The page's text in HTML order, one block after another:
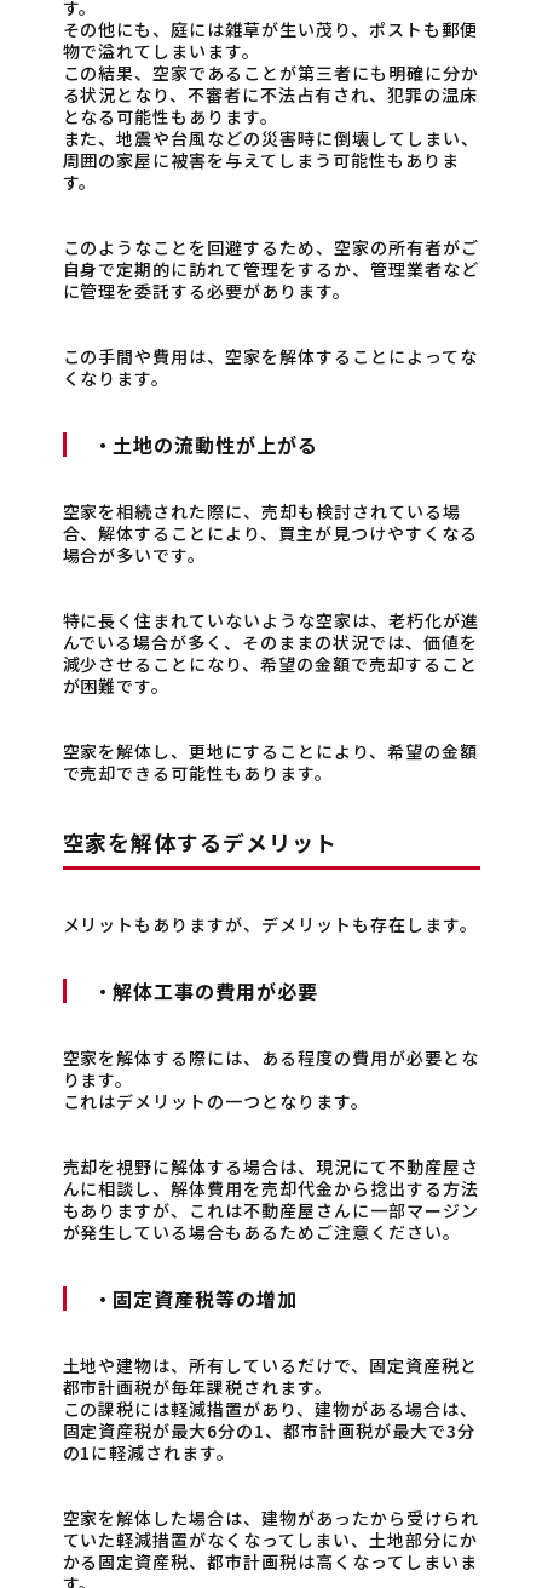
す。
その他にも、庭には雑草が生い茂り、ポストも郵便
物で溢れてしまいます。
この結果、空家であることが第三者にも明確に分か
る状況となり、不審者に不法占有され、犯罪の温床
となる可能性もあります。
また、地震や台風などの災害時に倒壊してしまい、
周囲の家屋に被害を与えてしまう可能性もありま
す。
このようなことを回避するため、空家の所有者がご
自身で定期的に訪れて管理をするか、管理業者など
に管理を委託する必要があります。
この手間や費用は、空家を解体することによってな
くなります。
・土地の流動性が上がる
空家を相続された際に、売却も検討されている場
合、解体することにより、買主が見つけやすくなる
場合が多いです。
特に長く住まれていないような空家は、老朽化が進
んでいる場合が多く、そのままの状況では、価値を
減少させることになり、希望の金額で売却すること
が困難です。
空家を解体し、更地にすることにより、希望の金額
で売却できる可能性もあります。
空家を解体するデメリット
メリットもありますが、デメリットも存在します。
・解体工事の費用が必要
空家を解体する際には、ある程度の費用が必要とな
ります。
これはデメリットの一つとなります。
売却を視野に解体する場合は、現況にて不動産屋さ
んに相談し、解体費用を売却代金から捻出する方法
もありますが、これは不動産屋さんに一部マージン
が発生している場合もあるためご注意ください。
・固定資産税等の増加
土地や建物は、所有しているだけで、固定資産税と
都市計画税が毎年課税されます。
この課税には軽減措置があり、建物がある場合は、
固定資産税が最大6分の1、都市計画税が最大で3分
の1に軽減されます。
空家を解体した場合は、建物があったから受けられ
ていた軽減措置がなくなってしまい、土地部分にか
かる固定資産税、都市計画税は高くなってしまいま
す。